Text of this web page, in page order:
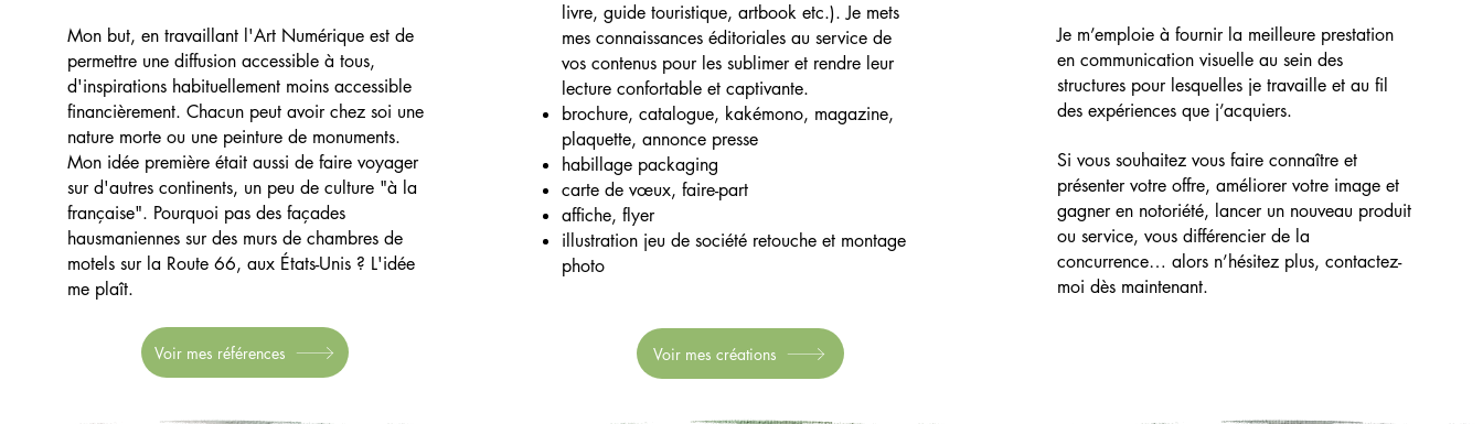
Mon but, en travaillant l'Art Numérique est de
permettre une diffusion accessible à tous,
d'inspirations habituellement moins accessible
financièrement. Chacun peut avoir chez soi une
nature morte ou une peinture de monuments.
Mon idée première était aussi de faire voyager
sur d'autres continents, un peu de culture "à la
française". Pourquoi pas des façades
hausmaniennes sur des murs de chambres de
motels sur la Route 66, aux États-Unis ? L'idée
me plaît.
Voir mes références
livre, guide touristique, artbook etc.). Je mets
mes connaissances éditoriales au service de
vos contenus pour les sublimer et rendre leur
lecture confortable et captivante.
brochure, catalogue, kakémono, magazine,
plaquette, annonce presse
habillage packaging
carte de vœux, faire-part
affiche, flyer
illustration jeu de société retouche et montage
photo
Voir mes créations
Je m’emploie à fournir la meilleure prestation
en communication visuelle au sein des
structures pour lesquelles je travaille et au fil
des expériences que j’acquiers.
Si vous souhaitez vous faire connaître et
présenter votre offre, améliorer votre image et
gagner en notoriété, lancer un nouveau produit
ou service, vous différencier de la
concurrence… alors n’hésitez plus, contactez-
moi dès maintenant.